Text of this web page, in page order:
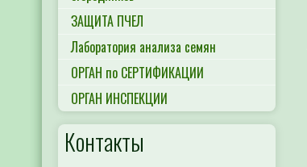
ЗАЩИТА ПЧЕЛ
Лаборатория анализа семян
ОРГАН по СЕРТИФИКАЦИИ
ОРГАН ИНСПЕКЦИИ
Контакты